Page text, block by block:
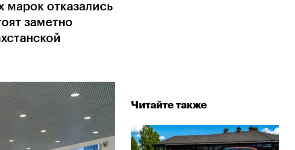
Читайте также
марок отказались
заметно